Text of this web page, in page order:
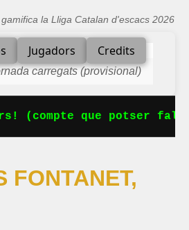
la Lliga Catalan d'escacs 2026
Jugadors Credits
carregats (provisional)
(compte que potser
FONTANET,